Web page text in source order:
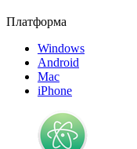
Платформа
Windows
Android
Mac
iPhone